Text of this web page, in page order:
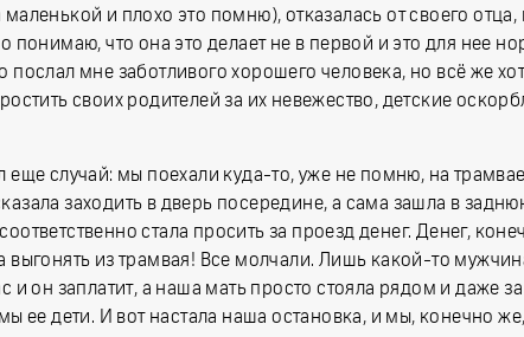
и плохо это помню), отказалась от своего отца,
понимаю, что она это делает не в первой и это для нее
послал мне заботливого хорошего человека, но всё же
своих родителей за их невежество, детские
еще случай: мы поехали куда-то, уже не помню, на
заходить в дверь посередине, а сама зашла в
стала просить за проезд денег. Денег,
выгонять из трамвая! Все молчали. Лишь какой-то
и он заплатит, а наша мать просто стояла рядом и даже
ее дети. И вот настала наша остановка, и мы, конечно